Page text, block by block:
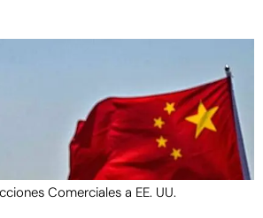
Comerciales a EE. UU.